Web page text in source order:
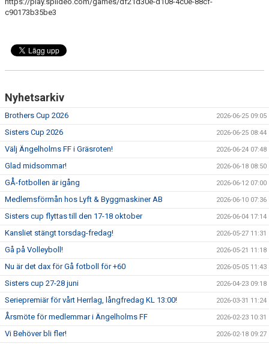
c90173b35be3
Nyhetsarkiv
Brothers Cup 2026 2026-06-25 09:05
Sisters Cup 2026 2026-06-25 08:44
Välj Ängelholms FF i Gräsroten! 2026-06-24 07:48
Glad midsommar! 2026-06-18 08:50
GÅ-fotbollen är igång 2026-06-12 07:00
Medlemsförmån hos Lyft & Byggmaskiner AB 2026-06-10 07:36
Sisters cup flyttas till den 17-18 oktober 2026-06-04 17:14
Kansliet stängt torsdag-fredag! 2026-05-27 11:31
Gå på Volleyboll! 2026-05-21 11:18
Nu är det dax för Gå fotboll för +60 2026-05-05 11:43
Sisters cup 27-28 juni 2026-04-23 09:18
Seriepremiär för vårt Herrlag, långfredag KL 13:00! 2026-03-31 11:24
Årsmöte för medlemmar i Ängelholms FF 2026-02-23 10:31
Vi Behöver bli fler! 2026-02-18 09:27